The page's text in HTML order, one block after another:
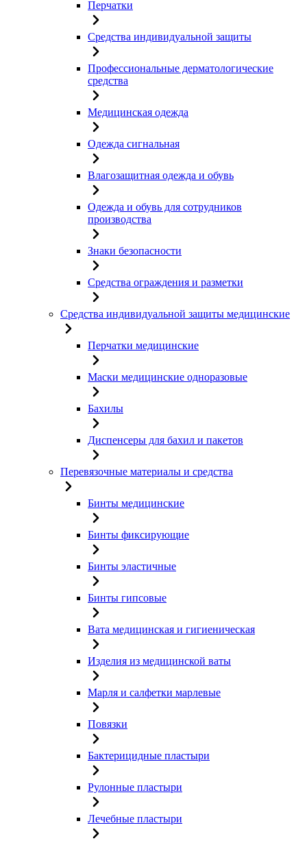
Перчатки
Средства индивидуальной защиты
Профессиональные дерматологические
средства
Медицинская одежда
Одежда сигнальная
Влагозащитная одежда и обувь
Одежда и обувь для сотрудников
производства
Знаки безопасности
Средства ограждения и разметки
Средства индивидуальной защиты медицинские
Перчатки медицинские
Маски медицинские одноразовые
Бахилы
Диспенсеры для бахил и пакетов
Перевязочные материалы и средства
Бинты медицинские
Бинты фиксирующие
Бинты эластичные
Бинты гипсовые
Вата медицинская и гигиеническая
Изделия из медицинской ваты
Марля и салфетки марлевые
Повязки
Бактерицидные пластыри
Рулонные пластыри
Лечебные пластыри